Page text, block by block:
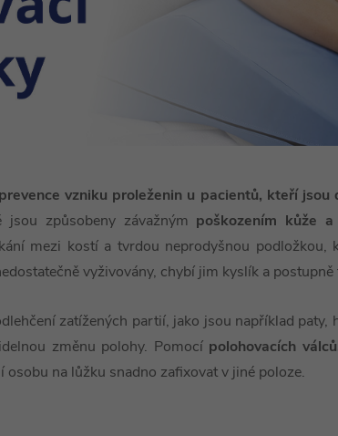
prevence vzniku proleženin u pacientů, kteří
způsobeny závažným poškozením kůže
mezi kostí a tvrdou neprodyšnou podložkou,
vyživovány, chybí jim kyslík a
zatížených partií, jako jsou například paty,
změnu polohy. Pomocí polohovacích
osobu na lůžku snadno zafixovat v jiné poloze.